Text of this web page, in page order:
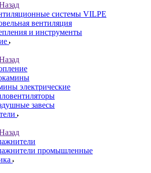
системы VILPE
вентиляция
и инструменты
электрические
завесы
промышленные